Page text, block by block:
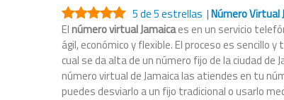
5de 5 estrellas |Número Virtual
Elnúmero virtual Jamaicaes en un servicio
ágil, económico y flexible. El proceso es sencillo
cual se da alta de un número fijo de la ciudad
número virtual de Jamaica las atiendes en tu
puedes desviarlo a un fijo tradicional o usarlo